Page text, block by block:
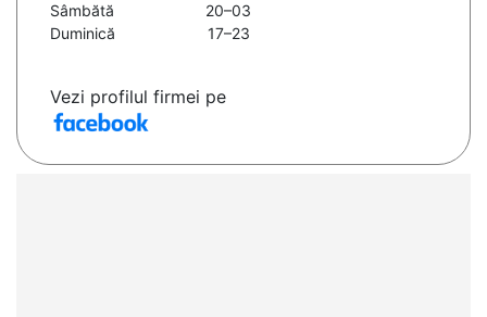
Sâmbătă
20–03
Duminică
17–23
Vezi profilul firmei pe